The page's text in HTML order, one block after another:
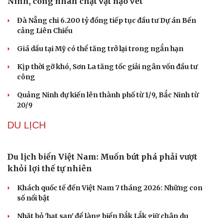
"Sát thủ ngầm" làm tắc nghẽn cống ngầm Bắc
Ninh, công nhân chật vật nạo vét
Đà Nẵng chi 6.200 tỷ đồng tiếp tục đầu tư Dự án Bến
Giá dầu tại Mỹ có thể tăng trở lại trong ngắn hạn
công
Quảng Ninh dự kiến lên thành phố từ 1/9, Bắc Ninh từ
20/9